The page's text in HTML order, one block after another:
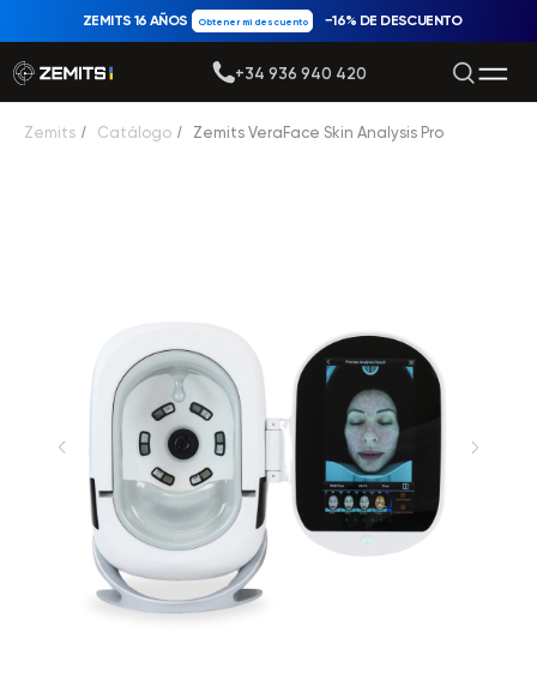
Obtener mi descuento
ZEMITS 16 AÑOS −16% DE DESCUENTO
+34 936 940 420
Zemits / Catálogo / Zemits VeraFace Skin Analysis Pro